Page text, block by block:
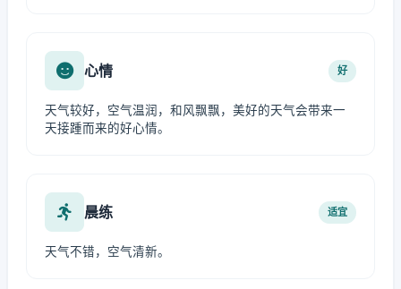
心情 好
天气较好，空气温润，和风飘飘，美好的天气会带来一
天接踵而来的好心情。
晨练 适宜
天气不错，空气清新。